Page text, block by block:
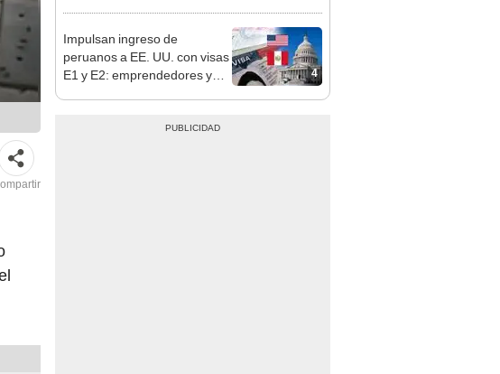
4
Impulsan ingreso de
peruanos a EE. UU. con visas
E1 y E2: emprendedores y